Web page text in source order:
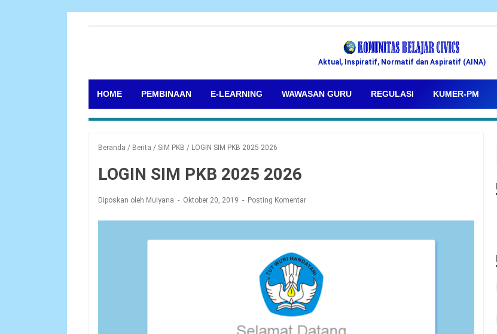
Aktual, Inspiratif, Normatif dan Aspiratif (AINA)
HOME PEMBINAAN E-LEARNING WAWASAN GURU REGULASI KUMER-PM
Beranda / Berita / SIM PKB / LOGIN SIM PKB 2025 2026
LOGIN SIM PKB 2025 2026
Diposkan oleh Mulyana Oktober 20, 2019 Posting Komentar